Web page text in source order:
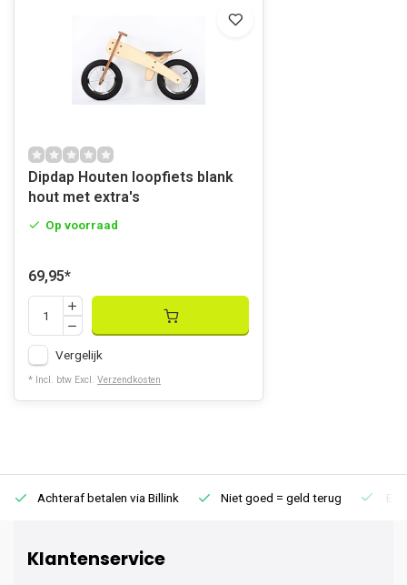
Dipdap Houten loopfiets blank
hout met extra's
Op voorraad
69,95*
Vergelijk
* Incl. btw Excl. Verzendkosten
Achteraf betalen via Billink Niet goed = geld terug
Klantenservice